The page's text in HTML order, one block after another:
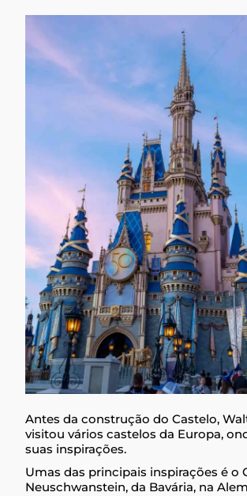
Antes da construção do Castelo,
visitou vários castelos da Europa,
suas inspirações.
Umas das principais inspirações é o
Neuschwanstein, da Bavária, na